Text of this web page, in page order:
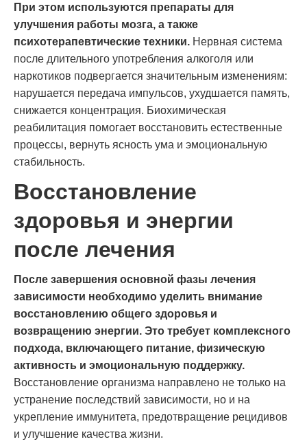
При этом используются препараты для
улучшения работы мозга, а также
психотерапевтические техники. Нервная система
после длительного употребления алкоголя или
наркотиков подвергается значительным изменениям:
нарушается передача импульсов, ухудшается память,
снижается концентрация. Биохимическая
реабилитация помогает восстановить естественные
процессы, вернуть ясность ума и эмоциональную
стабильность.
Восстановление
здоровья и энергии
после лечения
После завершения основной фазы лечения
зависимости необходимо уделить внимание
восстановлению общего здоровья и
возвращению энергии. Это требует комплексного
подхода, включающего питание, физическую
активность и эмоциональную поддержку.
Восстановление организма направлено не только на
устранение последствий зависимости, но и на
укрепление иммунитета, предотвращение рецидивов
и улучшение качества жизни.